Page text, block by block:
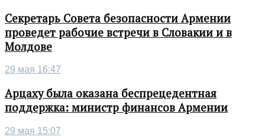
Секретарь Совета безопасности Армении
проведет рабочие встречи в Словакии и в
Молдове
29 мая 16:47
Арцаху была оказана беспрецедентная
поддержка: министр финансов Армении
29 мая 15:07